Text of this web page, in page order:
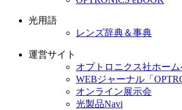
光用語
レンズ辞典＆事典
運営サイト
オプトロニクス社ホー
WEBジャーナル「
オンライン展示会
光製品Navi